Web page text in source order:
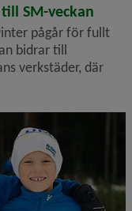
SM-veckan
pågår för fullt
bidrar till
verkstäder, där